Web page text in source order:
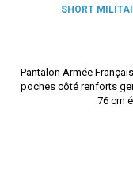
SHORT
Pantalon Armée
poches côté renforts
76 cm